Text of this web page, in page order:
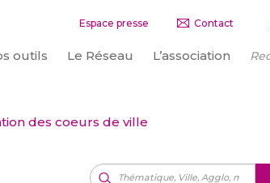
Espace presse Contact
outils Le Réseau L’association
des coeurs de ville